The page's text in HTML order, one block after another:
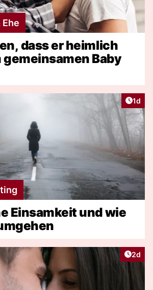
dass er heimlich
Baby
1d
Einsamkeit und wie
2d